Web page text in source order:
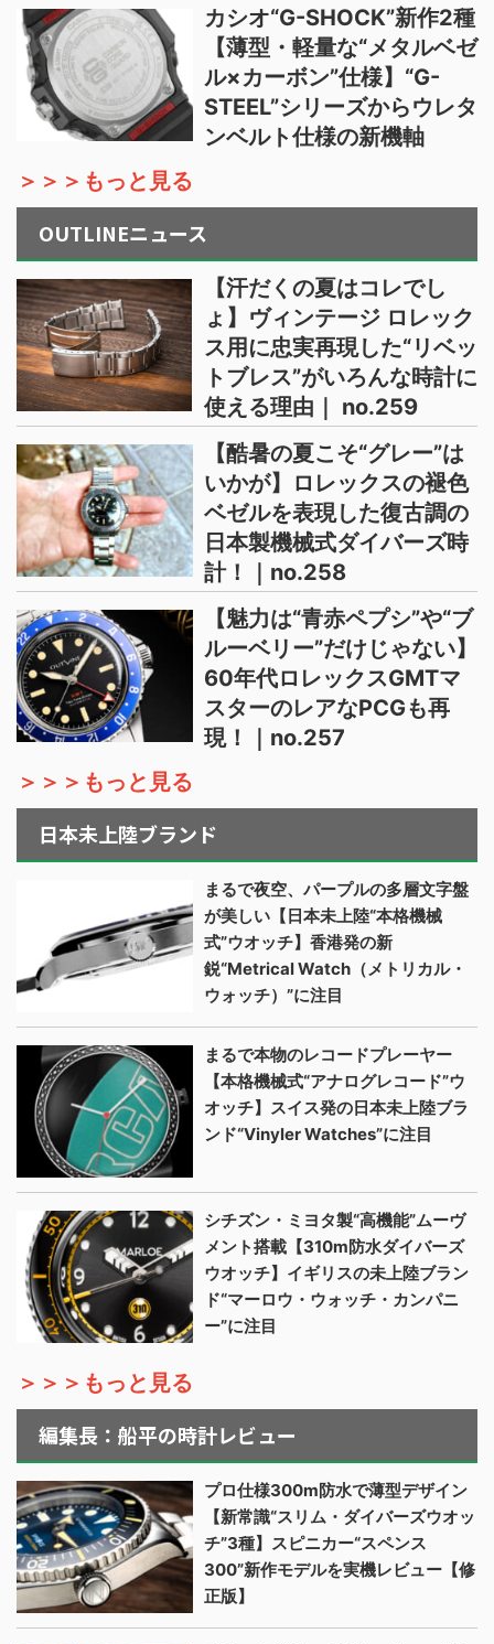
カシオ“G-SHOCK”新作2種
【薄型・軽量な“メタルベゼ
ル×カーボン”仕様】“G-
STEEL”シリーズからウレタ
ンベルト仕様の新機軸
＞＞＞もっと見る
OUTLINEニュース
【汗だくの夏はコレでし
ょ】ヴィンテージ ロレック
ス用に忠実再現した“リベッ
トブレス”がいろんな時計に
使える理由｜ no.259
【酷暑の夏こそ“グレー”は
いかが】ロレックスの褪色
ベゼルを表現した復古調の
日本製機械式ダイバーズ時
計！｜no.258
【魅力は“青赤ペプシ”や“ブ
ルーベリー”だけじゃない】
60年代ロレックスGMTマ
スターのレアなPCGも再
現！｜no.257
＞＞＞もっと見る
日本未上陸ブランド
まるで夜空、パープルの多層文字盤
が美しい【日本未上陸“本格機械
式”ウオッチ】香港発の新
鋭“Metrical Watch（メトリカル・
ウォッチ）”に注目
まるで本物のレコードプレーヤー
【本格機械式“アナログレコード”ウ
オッチ】スイス発の日本未上陸ブラ
ンド“Vinyler Watches”に注目
シチズン・ミヨタ製“高機能”ムーヴ
メント搭載【310m防水ダイバーズ
ウオッチ】イギリスの未上陸ブラン
ド“マーロウ・ウォッチ・カンパニ
ー”に注目
＞＞＞もっと見る
編集長：船平の時計レビュー
プロ仕様300m防水で薄型デザイン
【新常識“スリム・ダイバーズウオッ
チ”3種】スピニカー“スペンス
300”新作モデルを実機レビュー【修
正版】